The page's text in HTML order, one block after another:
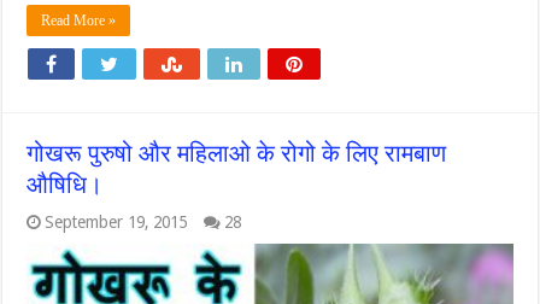
Read More »
गोखरू पुरुषो और महिलाओ के रोगो के लिए रामबाण
औषिधि।
September 19, 2015 28